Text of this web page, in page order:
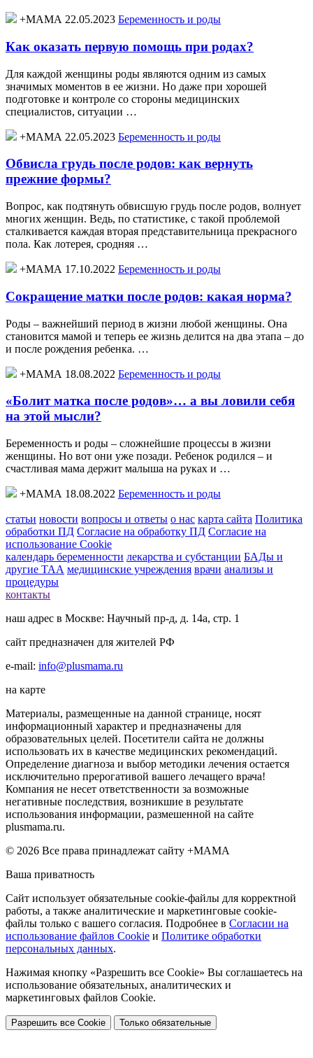
+МАМА 22.05.2023 Беременность и роды
Как оказать первую помощь при родах?
Для каждой женщины роды являются одним из самых
значимых моментов в ее жизни. Но даже при хорошей
подготовке и контроле со стороны медицинских
специалистов, ситуации …
+МАМА 22.05.2023 Беременность и роды
Обвисла грудь после родов: как вернуть
прежние формы?
Вопрос, как подтянуть обвисшую грудь после родов, волнует
многих женщин. Ведь, по статистике, с такой проблемой
сталкивается каждая вторая представительница прекрасного
пола. Как лотерея, сродняя …
+МАМА 17.10.2022 Беременность и роды
Сокращение матки после родов: какая норма?
Роды – важнейший период в жизни любой женщины. Она
становится мамой и теперь ее жизнь делится на два этапа – до
и после рождения ребенка. …
+МАМА 18.08.2022 Беременность и роды
«Болит матка после родов»… а вы ловили себя
на этой мысли?
Беременность и роды – сложнейшие процессы в жизни
женщины. Но вот они уже позади. Ребенок родился – и
счастливая мама держит малыша на руках и …
+МАМА 18.08.2022 Беременность и роды
статьи новости вопросы и ответы о нас карта сайта Политика
обработки ПД Согласие на обработку ПД Согласие на
использование Cookie
календарь беременности лекарства и субстанции БАДы и
другие ТАА медицинские учреждения врачи анализы и
процедуры
контакты
наш адрес в Москве: Научный пр-д, д. 14а, стр. 1
сайт предназначен для жителей РФ
e-mail: info@plusmama.ru
на карте
Материалы, размещенные на данной странице, носят
информационный характер и предназначены для
образовательных целей. Посетители сайта не должны
использовать их в качестве медицинских рекомендаций.
Определение диагноза и выбор методики лечения остается
исключительно прерогативой вашего лечащего врача!
Компания не несет ответственности за возможные
негативные последствия, возникшие в результате
использования информации, размешенной на сайте
plusmama.ru.
© 2026 Все права принадлежат сайту +МАМА
Ваша приватность
Сайт использует обязательные cookie-файлы для корректной
работы, а также аналитические и маркетинговые cookie-
файлы только с вашего согласия. Подробнее в Согласии на
использование файлов Cookie и Политике обработки
персональных данных.
Нажимая кнопку «Разрешить все Cookie» Вы соглашаетесь на
использование обязательных, аналитических и
маркетинговых файлов Cookie.
Разрешить все Cookie Только обязательные